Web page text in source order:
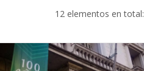
12 elementos en total: